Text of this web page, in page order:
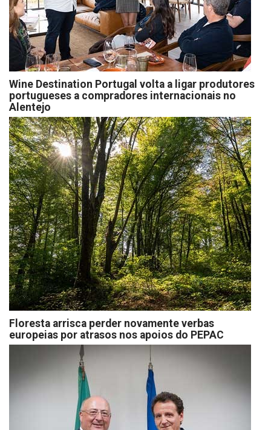
Wine Destination Portugal volta a ligar produtores
portugueses a compradores internacionais no
Alentejo
Floresta arrisca perder novamente verbas
europeias por atrasos nos apoios do PEPAC